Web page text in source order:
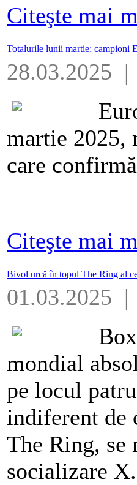
Citeşte mai
Totalurile lunii martie: campioni
28.03.2025 |
martie 2025,
care
Citeşte mai
Bivol urcă în topul The Ring al
01.03.2025 |
mondial
pe locul
indiferent de
The Ring, se
socializare X.